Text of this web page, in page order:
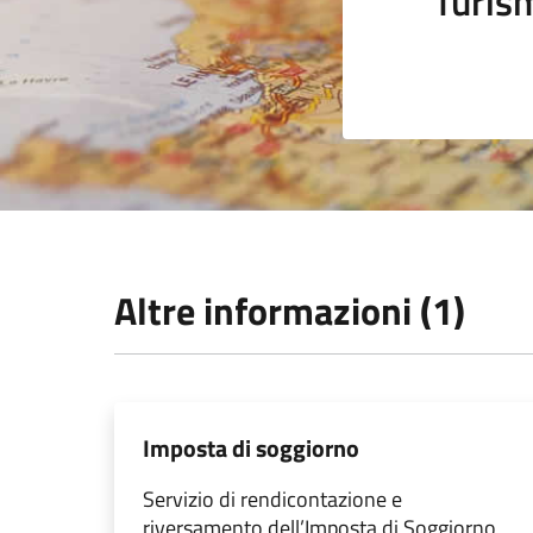
Altre informazioni (1)
Imposta di soggiorno
Servizio di rendicontazione e